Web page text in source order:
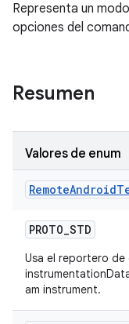
Representa un
opciones del
Resumen
Valores de enum
RemoteAndroid
PROTO_STD
Usa el reportero
am instrument.